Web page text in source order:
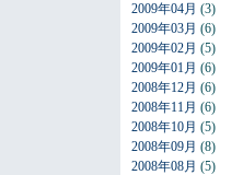
2009年04月 (3)
2009年03月 (6)
2009年02月 (5)
2009年01月 (6)
2008年12月 (6)
2008年11月 (6)
2008年10月 (5)
2008年09月 (8)
2008年08月 (5)